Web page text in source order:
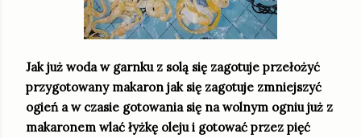
Jak już woda w garnku z solą się zagotuje przełożyć
przygotowany makaron jak się zagotuje zmniejszyć
ogień a w czasie gotowania się na wolnym ogniu już z
makaronem wlać łyżkę oleju i gotować przez pięć